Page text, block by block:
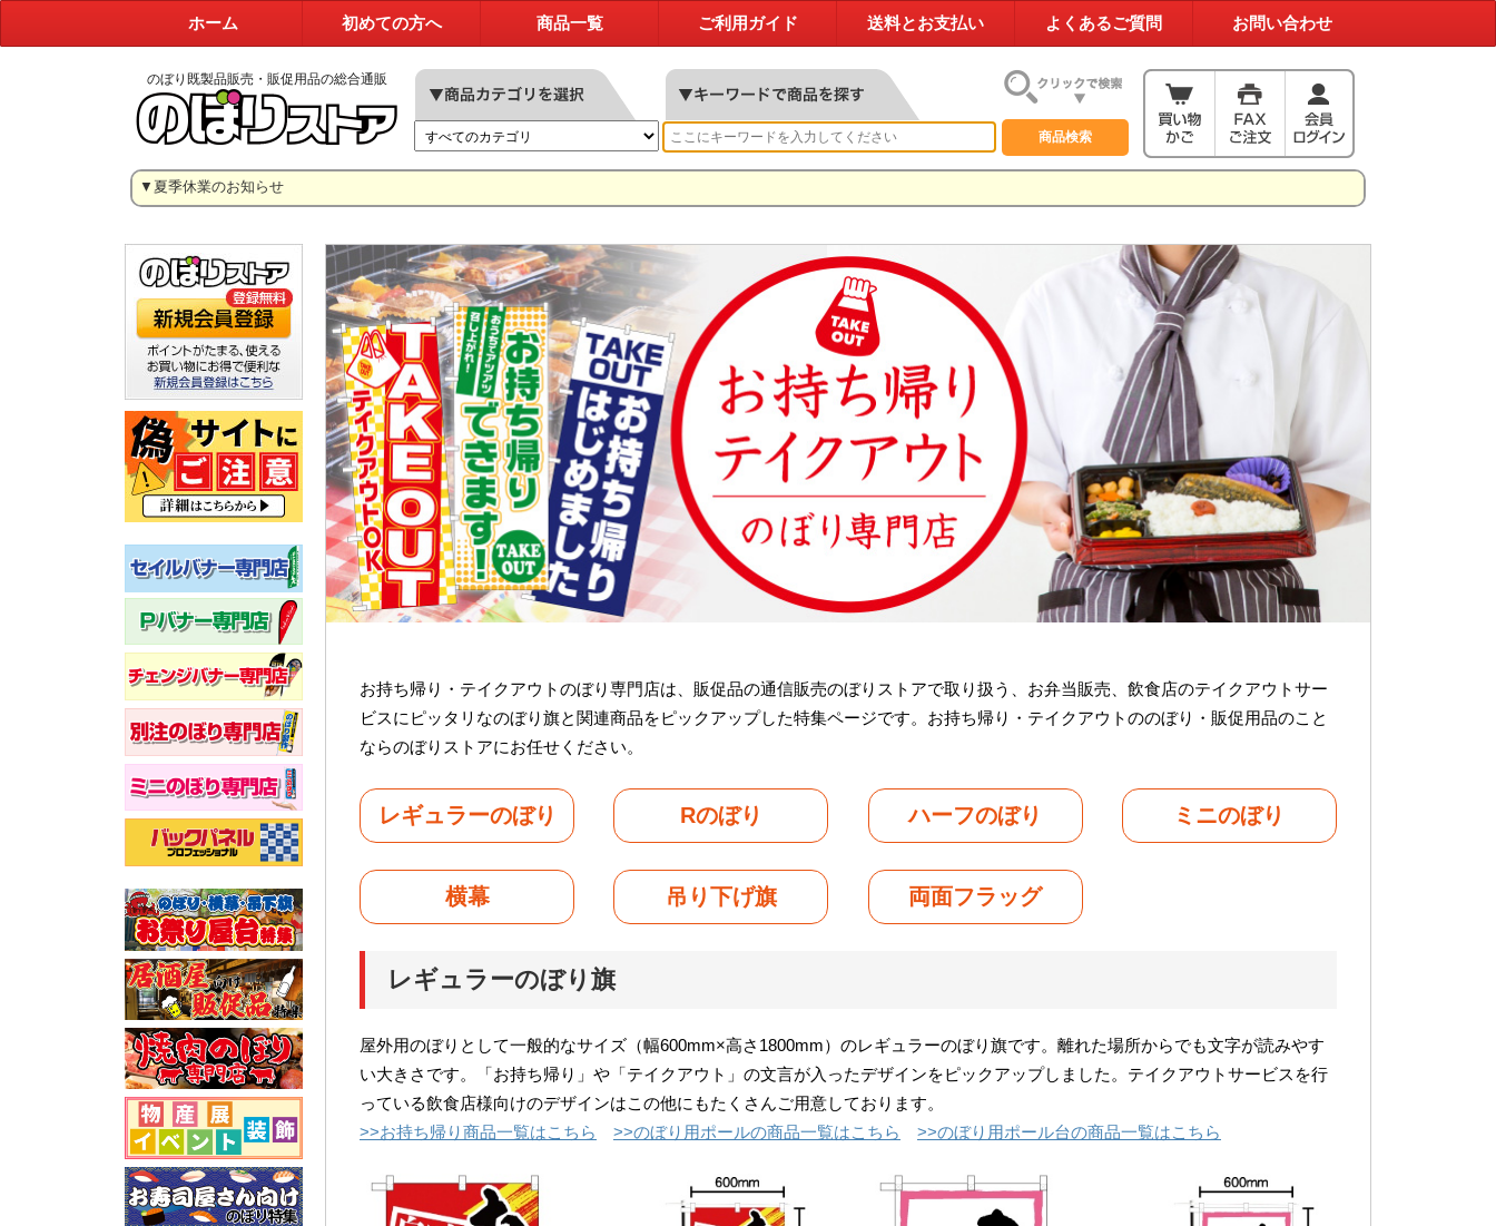
ホーム 初めての方へ 商品一覧 ご利用ガイド 送料とお支払い よくあるご質問 お問い合わせ
のぼり既製品販売・販促用品の総合通販
▼夏季休業のお知らせ
お持ち帰り・テイクアウトのぼり専門店は、販促品の通信販売のぼりストアで取り扱う、お弁当販売、飲食店のテイクアウトサー
ビスにピッタリなのぼり旗と関連商品をピックアップした特集ページです。お持ち帰り・テイクアウトののぼり・販促用品のこと
ならのぼりストアにお任せください。
レギュラーのぼり Rのぼり ハーフのぼり ミニのぼり
横幕 吊り下げ旗 両面フラッグ
レギュラーのぼり旗
屋外用のぼりとして一般的なサイズ（幅600mm×高さ1800mm）のレギュラーのぼり旗です。離れた場所からでも文字が読みやす
い大きさです。「お持ち帰り」や「テイクアウト」の文言が入ったデザインをピックアップしました。テイクアウトサービスを行
っている飲食店様向けのデザインはこの他にもたくさんご用意しております。
>>お持ち帰り商品一覧はこちら
>>のぼり用ポールの商品一覧はこちら >>のぼり用ポール台の商品一覧はこちら